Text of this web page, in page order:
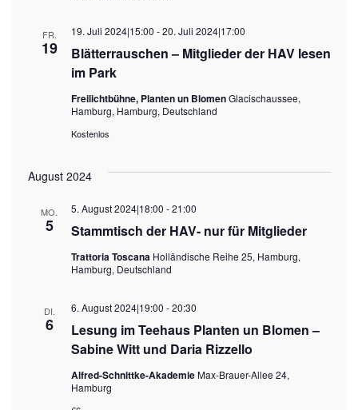
FR.
19
Blätterrauschen – Mitglieder der HAV lesen
im Park
19. Juli 2024|15:00 -20. Juli 2024|17:00
Freilichtbühne, Planten un BlomenGlacischaussee,
Hamburg, Hamburg, Deutschland
Kostenlos
August 2024
MO.
5 Stammtisch der HAV- nur für Mitglieder
5. August 2024|18:00 -21:00
Trattoria Toscana Holländische Reihe 25, Hamburg,
Hamburg, Deutschland
DI.
6
Lesung im Teehaus Planten un Blomen –
Sabine Witt und Daria Rizzello
6. August 2024|19:00 -20:30
Alfred-Schnittke-AkademieMax-Brauer-Allee 24,
Hamburg